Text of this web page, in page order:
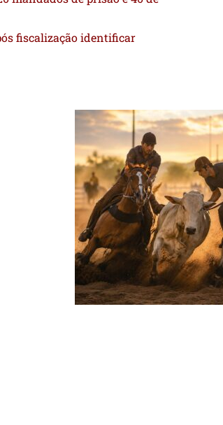
fiscalização identificar